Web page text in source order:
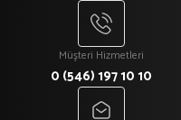
Müşteri Hizmetleri
0 (546) 197 10 10